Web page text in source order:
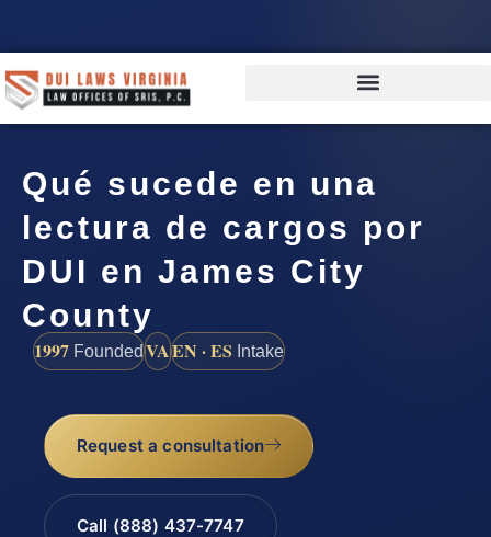
Qué sucede en una
lectura de cargos por
DUI en James City
County
1997 FoundedVAEN · ES Intake
Request a consultation
Call (888) 437-7747